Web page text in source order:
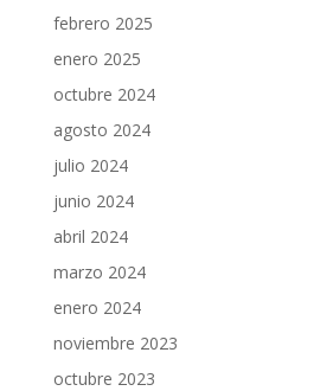
febrero 2025
enero 2025
octubre 2024
agosto 2024
julio 2024
junio 2024
abril 2024
marzo 2024
enero 2024
noviembre 2023
octubre 2023